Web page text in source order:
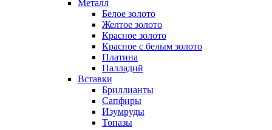
Металл
Белое золото
Желтое золото
Красное золото
Красное с белым золото
Платина
Палладий
Вставки
Бриллианты
Сапфиры
Изумруды
Топазы